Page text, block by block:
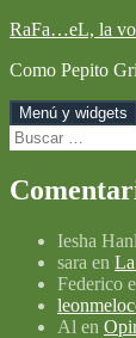
Saltar
contenido
RaFa…eL, la
Como Pepito
Menú y widgets
Buscar:
Iesha
sara en
Federico
Al en